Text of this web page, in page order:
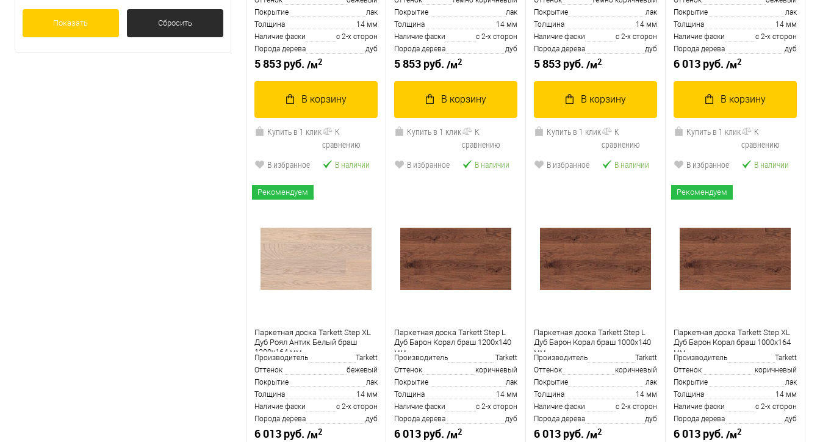
Показать Сбросить
Покрытие
лак
Толщина
14 мм
Наличие фаски
с 2-х сторон
Порода дерева
дуб
5 853 руб. /м2
В корзину
Купить в 1 клик
К
сравнению
В избранное
В наличии
Покрытие
лак
Толщина
14 мм
Наличие фаски
с 2-х сторон
Порода дерева
дуб
5 853 руб. /м2
В корзину
Купить в 1 клик
К
сравнению
В избранное
В наличии
Покрытие
лак
Толщина
14 мм
Наличие фаски
с 2-х сторон
Порода дерева
дуб
5 853 руб. /м2
В корзину
Купить в 1 клик
К
сравнению
В избранное
В наличии
Покрытие
лак
Толщина
14 мм
Наличие фаски
с 2-х сторон
Порода дерева
дуб
6 013 руб. /м2
В корзину
Купить в 1 клик
К
сравнению
В избранное
В наличии
Рекомендуем
Паркетная доска Tarkett Step XL
Дуб Роял Антик Белый браш
1200х164 мм
Производитель
Tarkett
Оттенок
бежевый
Покрытие
лак
Толщина
14 мм
Наличие фаски
с 2-х сторон
Порода дерева
дуб
6 013 руб. /м2
Паркетная доска Tarkett Step L
Дуб Барон Корал браш 1200х140
мм
Производитель
Tarkett
Оттенок
коричневый
Покрытие
лак
Толщина
14 мм
Наличие фаски
с 2-х сторон
Порода дерева
дуб
6 013 руб. /м2
Паркетная доска Tarkett Step L
Дуб Барон Корал браш 1000х140
мм
Производитель
Tarkett
Оттенок
коричневый
Покрытие
лак
Толщина
14 мм
Наличие фаски
с 2-х сторон
Порода дерева
дуб
6 013 руб. /м2
Рекомендуем
Паркетная доска Tarkett Step XL
Дуб Барон Корал браш 1000х164
мм
Производитель
Tarkett
Оттенок
коричневый
Покрытие
лак
Толщина
14 мм
Наличие фаски
с 2-х сторон
Порода дерева
дуб
6 013 руб. /м2